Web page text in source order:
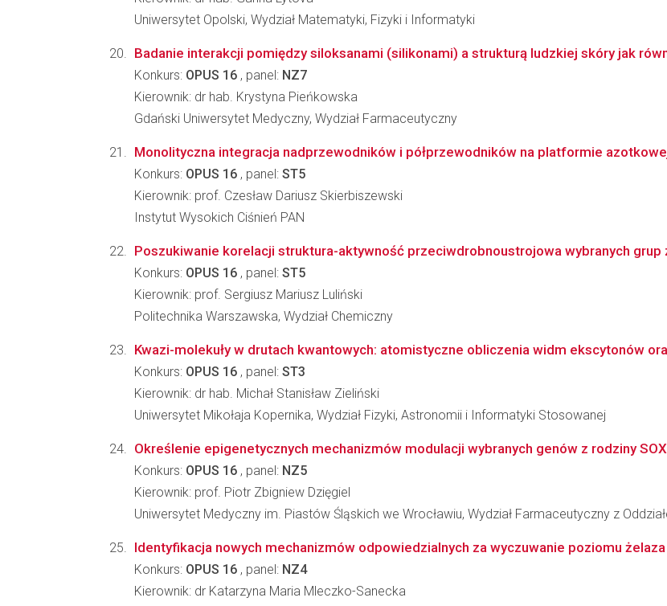
Uniwersytet Opolski, Wydział Matematyki, Fizyki i Informatyki
Badanie interakcji pomiędzy siloksanami (silikonami) a strukturą ludzkiej skóry jak
Konkurs: OPUS 16 , panel: NZ7
Kierownik: dr hab. Krystyna Pieńkowska
Gdański Uniwersytet Medyczny, Wydział Farmaceutyczny
Monolityczna integracja nadprzewodników i półprzewodników na platformie
Konkurs: OPUS 16 , panel: ST5
Kierownik: prof. Czesław Dariusz Skierbiszewski
Instytut Wysokich Ciśnień PAN
Poszukiwanie korelacji struktura-aktywność przeciwdrobnoustrojowa wybranych
Konkurs: OPUS 16 , panel: ST5
Kierownik: prof. Sergiusz Mariusz Luliński
Politechnika Warszawska, Wydział Chemiczny
Kwazi-molekuły w drutach kwantowych: atomistyczne obliczenia widm ekscytonów
Konkurs: OPUS 16 , panel: ST3
Kierownik: dr hab. Michał Stanisław Zieliński
Uniwersytet Mikołaja Kopernika, Wydział Fizyki, Astronomii i Informatyki Stosowanej
Określenie epigenetycznych mechanizmów modulacji wybranych genów z rodziny
Konkurs: OPUS 16 , panel: NZ5
Kierownik: prof. Piotr Zbigniew Dzięgiel
Uniwersytet Medyczny im. Piastów Śląskich we Wrocławiu, Wydział Farmaceutyczny z
Identyfikacja nowych mechanizmów odpowiedzialnych za wyczuwanie poziomu
Konkurs: OPUS 16 , panel: NZ4
Kierownik: dr Katarzyna Maria Mleczko-Sanecka